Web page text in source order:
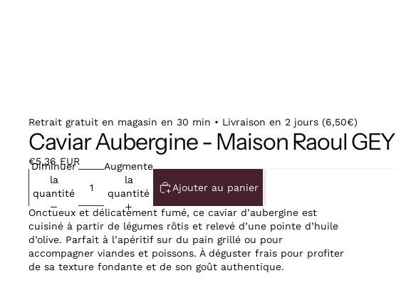
Retrait gratuit en magasin en 30 min • Livraison en 2 jours (6,50€)
Caviar Aubergine - Maison Raoul GEY
€5,36 EUR
Diminuer
la
quantité
Augmenter
la
quantité
Ajouter au panier
Onctueux et délicatement fumé, ce caviar d’aubergine est
cuisiné à partir de légumes rôtis et relevé d’une pointe d’huile
d’olive. Parfait à l’apéritif sur du pain grillé ou pour
accompagner viandes et poissons. À déguster frais pour profiter
de sa texture fondante et de son goût authentique.